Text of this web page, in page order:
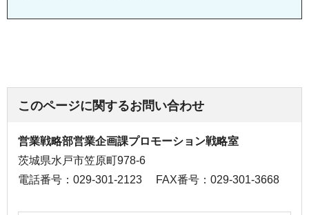
このページに関するお問い合わせ
営業戦略部営業企画課プロモーション戦略室
茨城県水戸市笠原町978-6
電話番号：029-301-2123
FAX番号：029-301-3668